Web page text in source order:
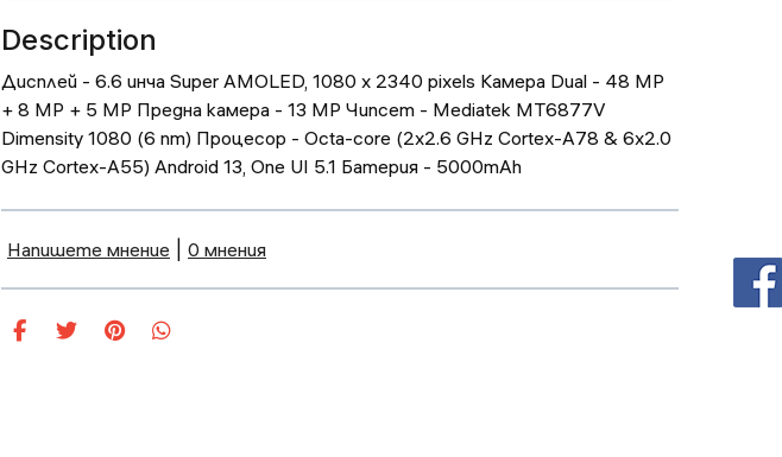
Description
Дисплей - 6.6 инча Super AMOLED, 1080 x 2340 pixels Камера Dual - 48 MP
+ 8 MP + 5 MP Предна камера - 13 MP Чипсет - Mediatek MT6877V
Dimensity 1080 (6 nm) Процесор - Octa-core (2x2.6 GHz Cortex-A78 & 6x2.0
GHz Cortex-A55) Android 13, One UI 5.1 Батерия - 5000mAh
Напишете мнение 0 мнения